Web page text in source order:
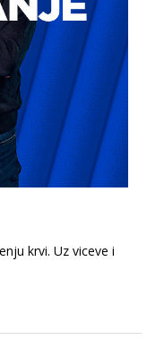
krvi. Uz viceve i